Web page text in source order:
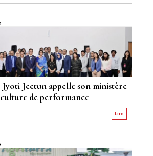
Jeetun appelle son ministère
de performance
Lire